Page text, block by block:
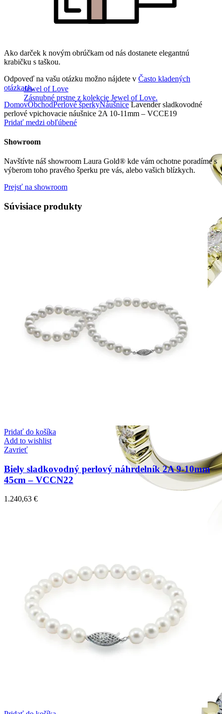
Jewel of Love
Zásnubné prstne z kolekcie Jewel of Love.
Mistique Love
Zásnubné prstne z kolekcie Mistique Love.
Ako darček k novým obrúčkam od nás dostanete elegantnú
krabičku s taškou.
Odpoveď na vašu otázku možno nájdete v Často kladených
otázkach.
DomovObchodPerlové šperkyNáušnice Lavender sladkovodné
perlové vpichovacie náušnice 2A 10-11mm – VCCE19
Pridať medzi obľúbené
Showroom
Navštívte náš showroom Laura Gold® kde vám ochotne poradíme s
výberom toho pravého šperku pre vás, alebo vašich blízkych.
Prejsť na showroom
Súvisiace produkty
Pridať do košíka
Add to wishlist
Zavrieť
Biely sladkovodný perlový náhrdelník 2A 9-10mm
45cm – VCCN22
1.240,63 €